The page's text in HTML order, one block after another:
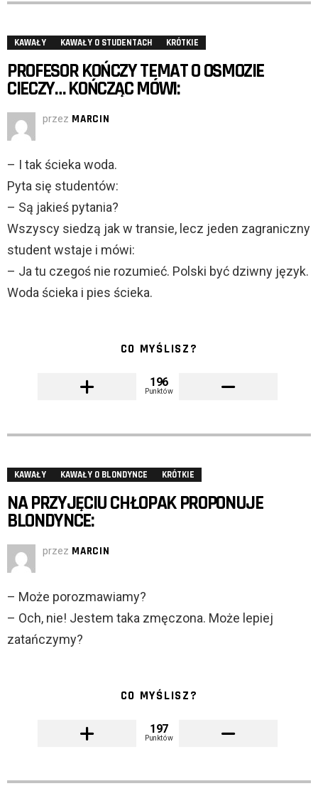
KAWAŁY KAWAŁY O STUDENTACH KRÓTKIE
PROFESOR KOŃCZY TEMAT O OSMOZIE
CIECZY… KOŃCZĄC MÓWI:
przez MARCIN
– I tak ścieka woda.
Pyta się studentów:
– Są jakieś pytania?
Wszyscy siedzą jak w transie, lecz jeden zagraniczny
student wstaje i mówi:
– Ja tu czegoś nie rozumieć. Polski być dziwny język.
Woda ścieka i pies ścieka.
CO MYŚLISZ?
196
Punktów
KAWAŁY KAWAŁY O BLONDYNCE KRÓTKIE
NA PRZYJĘCIU CHŁOPAK PROPONUJE
BLONDYNCE:
przez MARCIN
– Może porozmawiamy?
– Och, nie! Jestem taka zmęczona. Może lepiej
zatańczymy?
CO MYŚLISZ?
197
Punktów